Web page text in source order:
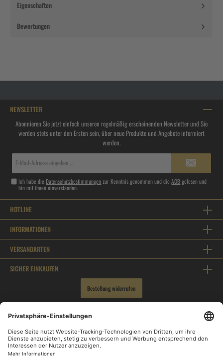
Eigenschaften
Bewertungen
NEWSLETTER
Abonnieren Sie jetzt einfach unseren regelmäßig erscheinenden Newsletter und Sie
werden stets unter den Ersten sein, über neue Produkte und Angebote informiert
werden.
Ich habe die Datenschutzbestimmungenzur Kenntnis genommen und dieAGBgelesen und
bin mit ihnen einverstanden.
HOTLINE
INFORMATIONEN
VERSANDARTEN
SICHER EINKAUFEN
Bestellung widerrufen